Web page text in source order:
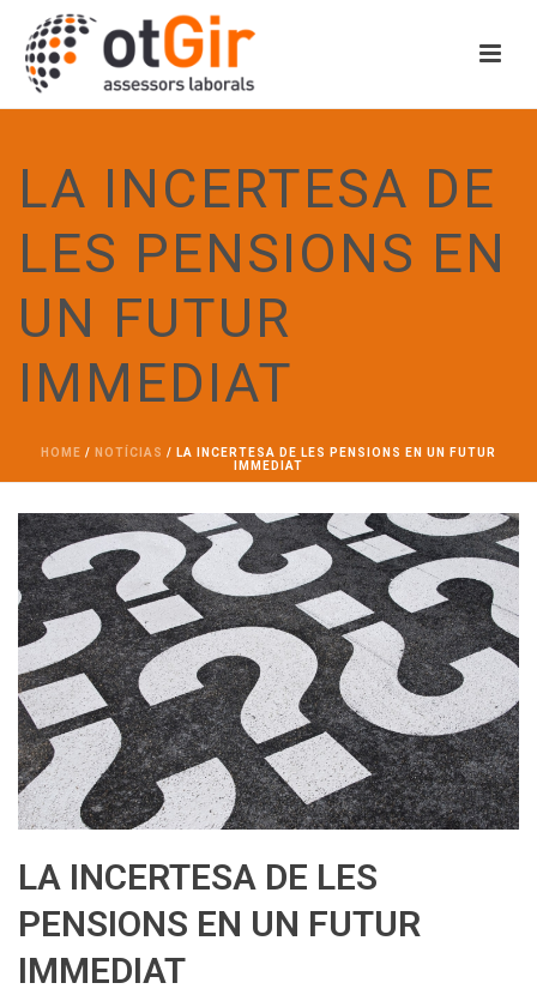
LA INCERTESA DE
LES PENSIONS EN
UN FUTUR
IMMEDIAT
HOME / NOTÍCIAS / LA INCERTESA DE LES PENSIONS EN UN FUTUR
IMMEDIAT
LA INCERTESA DE LES
PENSIONS EN UN FUTUR
IMMEDIAT